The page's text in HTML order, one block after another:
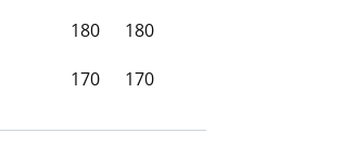
180 180
170 170